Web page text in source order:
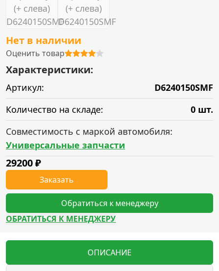
Нет в наличии
Оценить товар
Характеристики:
Артикул:
D6240150SMF
Количество на складе:
0 шт.
Совместимость с маркой автомобиля:
Универсальные запчасти
29200₽
Заказать
Обратиться к менеджеру
ОБРАТИТЬСЯ К МЕНЕДЖЕРУ
ОПИСАНИЕ